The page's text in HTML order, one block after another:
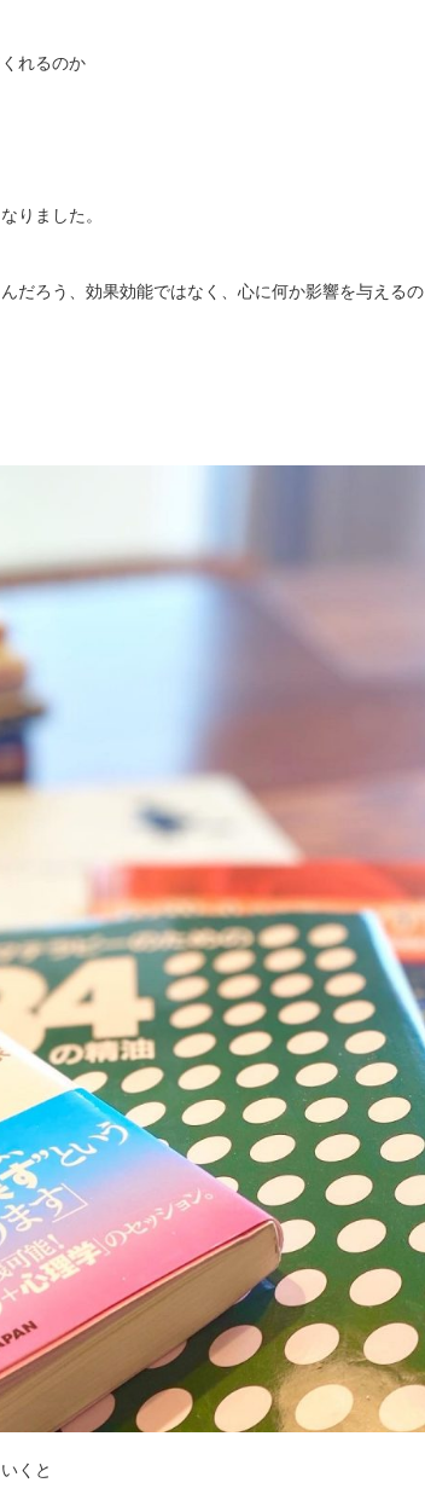
れるのか
りました。
だろう、効果効能ではなく、心に何か影響を与えるの
くと